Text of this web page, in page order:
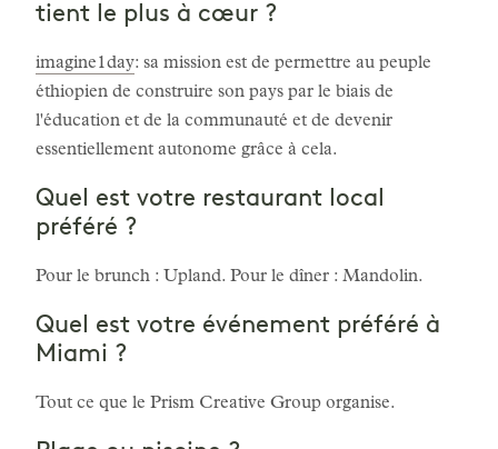
tient le plus à cœur ?
imagine1day: sa mission est de permettre au peuple
éthiopien de construire son pays par le biais de
l'éducation et de la communauté et de devenir
essentiellement autonome grâce à cela.
Quel est votre restaurant local
préféré ?
Pour le brunch : Upland. Pour le dîner : Mandolin.
Quel est votre événement préféré à
Miami ?
Tout ce que le Prism Creative Group organise.